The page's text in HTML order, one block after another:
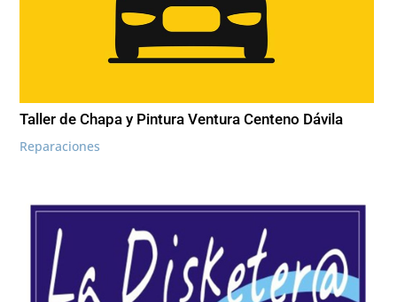
Taller de Chapa y Pintura Ventura Centeno Dávila
Reparaciones